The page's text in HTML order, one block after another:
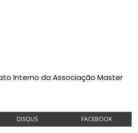
Interno da Associação Master
DISQUS FACEBOOK